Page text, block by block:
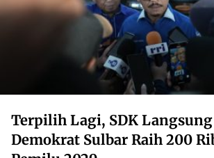
Terpilih Lagi, SDK
Demokrat Sulbar Raih 200